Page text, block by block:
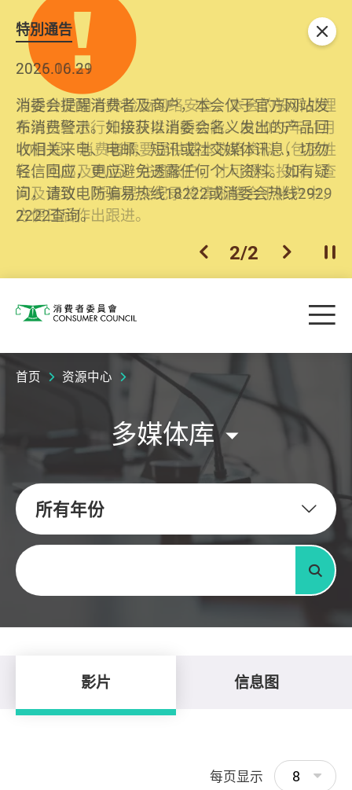
特別通告
2026.06.29
消委会提醒消费者及商户，本会仅于官方网站发
布消费警示。如接获以消委会名义发出的产品回
收相关来电、电邮、短讯或社交媒体讯息，切勿
轻信回应，更应避免透露任何个人资料。如有疑
问，请致电防骗易热线18222或消委会热线2929
2222查询。
2025.10.31
为提升使用者体验及网络安全，本会的投诉处理
系统已经进行升级及推出新功能。由2025年11月
10日起，消费者需要提供基本联络资料（包括姓
名、电邮及电话）注册帐户，才可提交投诉、查
询及建议。所有提交纪录将清晰整合于帐户中，
方便日后作出跟进。
上一个
2/2 下一个开
关闭
消费者委员会 目
首页 资源中心
多媒体库
所有年份
关键字
搜寻
影片 信息图
每页显示 8